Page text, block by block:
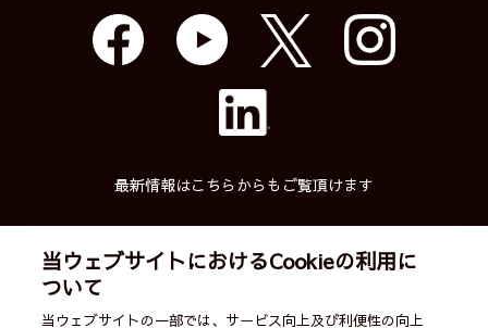
最新情報はこちらからもご覧頂けます
当ウェブサイトにおけるCookieの利用に
ついて
当ウェブサイトの一部では、サービス向上及び利便性の向上